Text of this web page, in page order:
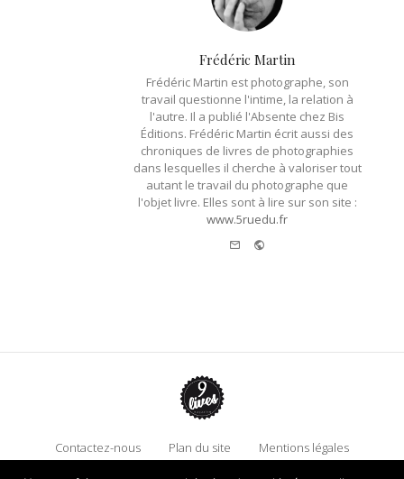
Frédéric Martin
Frédéric Martin est photographe, son
travail questionne l'intime, la relation à
l'autre. Il a publié l'Absente chez Bis
Éditions. Frédéric Martin écrit aussi des
chroniques de livres de photographies
dans lesquelles il cherche à valoriser tout
autant le travail du photographe que
l'objet livre. Elles sont à lire sur son site :
www.5ruedu.fr
Contactez-nous Plan du site
Mentions légales
Adhérez à 9 Lives